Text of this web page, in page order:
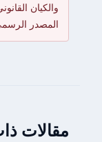
والكيان
المصدر
مقالات